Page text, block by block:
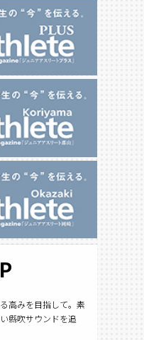
高みを目指して。素
縣吹サウンドを追